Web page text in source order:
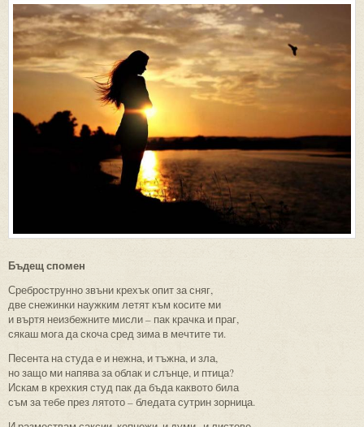
Бъдещ спомен
Среброструнно звъни крехък опит за сняг,
две снежинки наужким летят към косите ми
и въртя неизбежните мисли – пак крачка и праг,
сякаш мога да скоча сред зима в мечтите ти.
Песента на студа е и нежна, и тъжна, и зла,
но защо ми напява за облак и слънце, и птица?
Искам в крехкия студ пак да бъда каквото била
съм за тебе през лятото – бледата сутрин зорница.